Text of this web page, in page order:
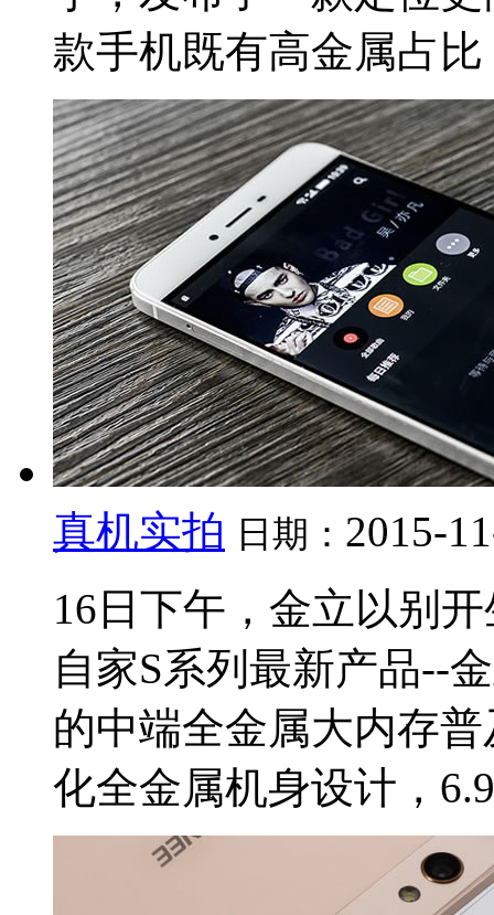
款手机既有高金属占
真机实拍 日期： 2015-
16日下午，金立以别
自家S系列最新产品--
的中端全金属大内存
化全金属机身设计，